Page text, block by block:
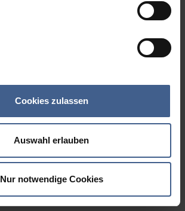
Cookies zulassen
Auswahl erlauben
Nur notwendige Cookies